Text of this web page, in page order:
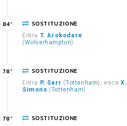
SOSTITUZIONE
Entra T. Arokodare
(Wolverhampton)
84'
SOSTITUZIONE
Entra P. Sarr (Tottenham), esceX.
Simons (Tottenham)
78'
SOSTITUZIONE
78'